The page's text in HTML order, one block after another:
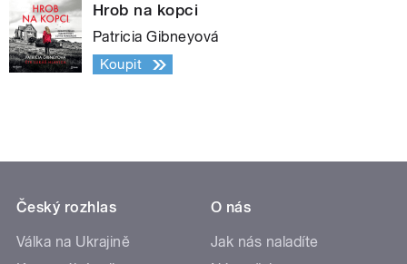
Hrob na kopci
Patricia Gibneyová
Koupit
Český rozhlas
Válka na Ukrajině
O nás
Jak nás naladíte